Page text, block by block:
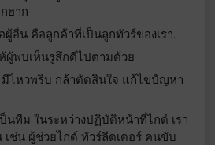
ฮาก
ผู้อื่น คือลูกค้าที่เป็นลูกทัวร์ของเรา.
ผู้พบเห็นรูสึกดีไปตามด้วย
ไหวพริบ กล้าตัดสินใจ แก้ไขปํญหา
นทีม ในระหว่างปฏิบัติหน้าที่ไกด์ เรา
ช่น ผู้ช่วยไกด์ ทัวร์ลีดเดอร์ คนขับ